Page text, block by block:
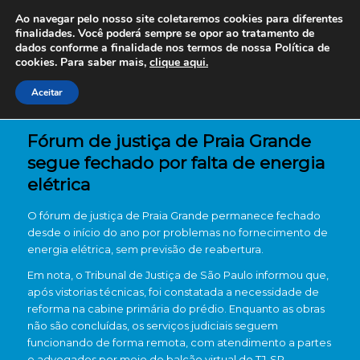
Fórum de justiça de Praia Grande
segue fechado por falta de energia
elétrica
O fórum de justiça de Praia Grande permanece fechado
desde o início do ano por problemas no fornecimento de
energia elétrica, sem previsão de reabertura.
Em nota, o Tribunal de Justiça de São Paulo informou que,
após vistorias técnicas, foi constatada a necessidade de
reforma na cabine primária do prédio. Enquanto as obras
não são concluídas, os serviços judiciais seguem
funcionando de forma remota, com atendimento a partes
Ao navegar pelo nosso site coletaremos cookies para diferentes
finalidades. Você poderá sempre se opor ao tratamento de
dados conforme a finalidade nos termos de nossa Política de
cookies. Para saber mais, clique aqui.
Aceitar